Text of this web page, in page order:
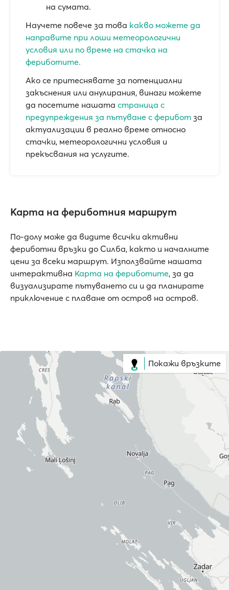
на сумата.
Научете повече за това какво можете да
направите при лоши метеорологични
условия или по време на стачка на
фериботите.
Ако се притеснявате за потенциални
закъснения или анулирания, винаги можете
да посетите нашата страница с
предупреждения за пътуване с ферибот за
актуализации в реално време относно
стачки, метеорологични условия и
прекъсвания на услугите.
Карта на фериботния маршрут
По-долу може да видите всички активни
фериботни връзки до Силба, както и началните
цени за всеки маршрут. Използвайте нашата
интерактивна Карта на фериботите, за да
визуализирате пътуването си и да планирате
приключение с плаване от остров на остров.
Покажи връзките